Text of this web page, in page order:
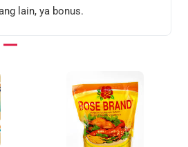
lain, ya bonus.